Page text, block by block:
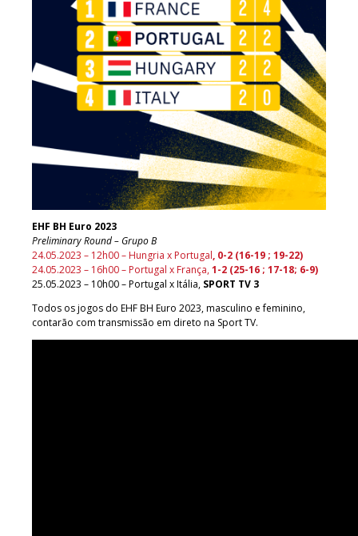
EHF BH Euro 2023
Preliminary Round – Grupo B
24.05.2023 – 12h00 – Hungria x Portugal, 0-2 (16-19 ; 19-22)
24.05.2023 – 16h00 – Portugal x França,1-2 (25-16 ; 17-18; 6-9)
25.05.2023 – 10h00 – Portugal x Itália, SPORT TV 3
Todos os jogos do EHF BH Euro 2023, masculino e feminino,
contarão com transmissão em direto na Sport TV.